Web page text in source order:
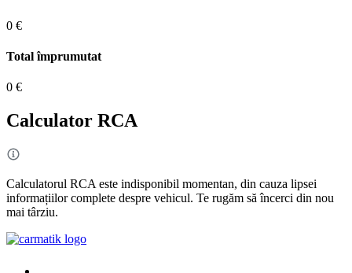
0 €
Total împrumutat
0 €
Calculator RCA
Calculatorul RCA este indisponibil momentan, din cauza lipsei
informațiilor complete despre vehicul. Te rugăm să încerci din nou
mai târziu.